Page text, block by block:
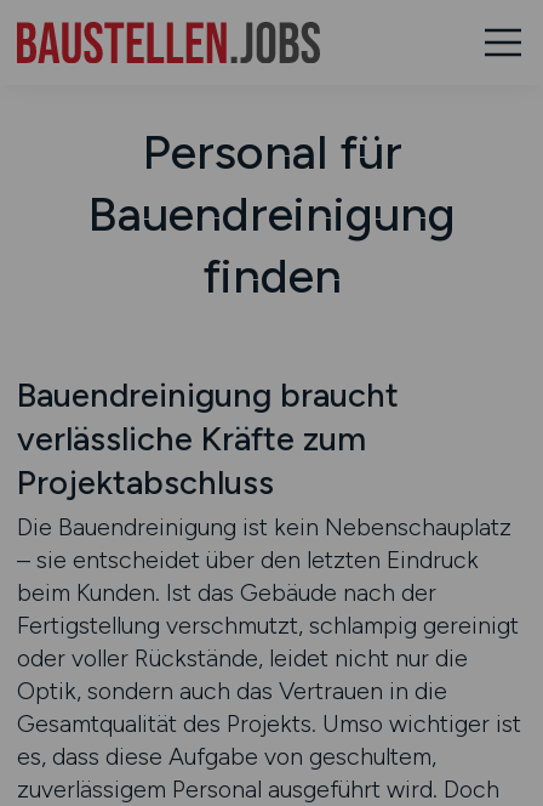
Personal für
Bauendreinigung
finden
Bauendreinigung braucht
verlässliche Kräfte zum
Projektabschluss
Die Bauendreinigung ist kein Nebenschauplatz
– sie entscheidet über den letzten Eindruck
beim Kunden. Ist das Gebäude nach der
Fertigstellung verschmutzt, schlampig gereinigt
oder voller Rückstände, leidet nicht nur die
Optik, sondern auch das Vertrauen in die
Gesamtqualität des Projekts. Umso wichtiger ist
es, dass diese Aufgabe von geschultem,
zuverlässigem Personal ausgeführt wird. Doch